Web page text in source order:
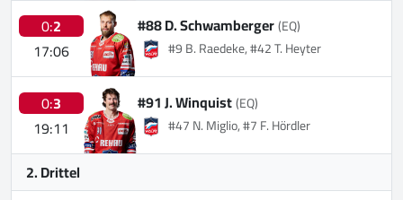
0:2
17:06
#88 D. Schwamberger(EQ)
#9 B. Raedeke, #42 T. Heyter
0:3
19:11
#91 J. Winquist(EQ)
#47 N. Miglio, #7 F. Hördler
2. Drittel